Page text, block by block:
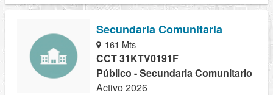
Secundaria Comunitaria
161 Mts
CCT 31KTV0191F
Público - Secundaria Comunitario
Activo 2026